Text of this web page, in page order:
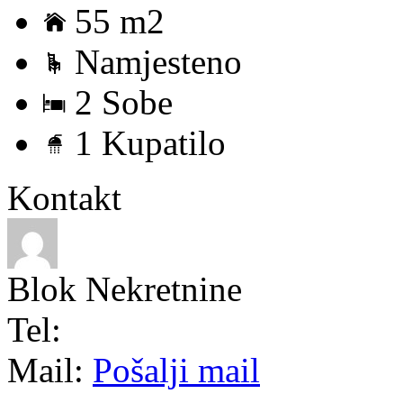
55 m2
Namjesteno
2 Sobe
1 Kupatilo
Kontakt
Blok Nekretnine
Tel:
Mail: Pošalji mail